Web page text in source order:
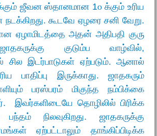
ஜீவன ஸ்தானமான 1௦ க்கும் உரிய
நடக்கிறது. கூடவே ஏழரை சனி வேறு.
ஏழாமிடத்தை அதன் அதிபதி குரு
குடும்ப வாழ்வில்,
சில இடர்பாடுகள் ஏற்படும். ஆனால்
பாதிப்பு இருக்காது. ஜாதகரும்
பரஸ்பரம் மிகுந்த நம்பிக்கை
தொழிலில் பிரிக்க
பந்தம் நிலவுகிறது. ஜாதகருக்கு
ஏற்பட்டாலும் தாங்கிப்பிடிக்க